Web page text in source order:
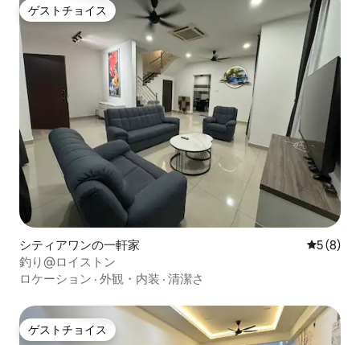
ゲストチョイス
ゲストチョイス
シティアワンの一軒家 レビュー
5 (8)
釣り@ロイストン
ロケーション · 外観・内装 · 清潔さ
ゲストチョイス
ゲストチョイス